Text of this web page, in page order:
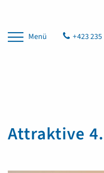
Menü +423
Attraktive